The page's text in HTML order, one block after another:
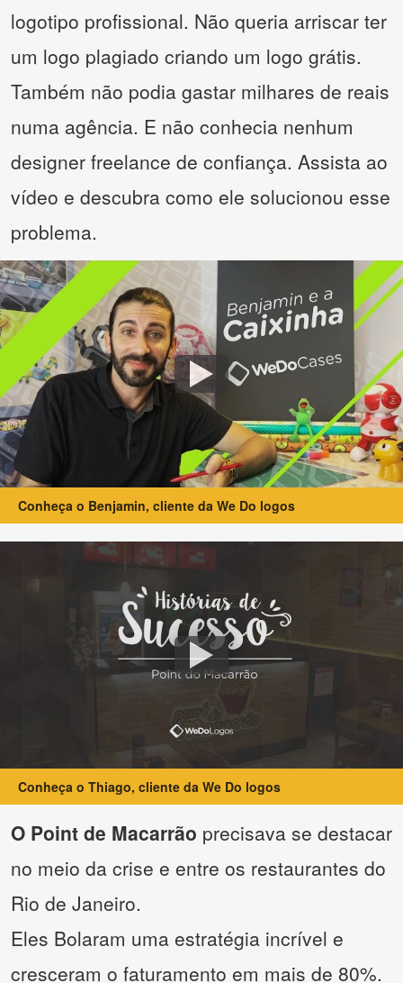
logotipo profissional. Não queria arriscar ter
um logo plagiado criando um logo grátis.
Também não podia gastar milhares de reais
numa agência. E não conhecia nenhum
designer freelance de confiança. Assista ao
vídeo e descubra como ele solucionou esse
problema.
Conheça o Benjamin, cliente da We Do logos
Conheça o Thiago, cliente da We Do logos
O Point de Macarrão precisava se destacar
no meio da crise e entre os restaurantes do
Rio de Janeiro.
Eles Bolaram uma estratégia incrível e
cresceram o faturamento em mais de 80%.